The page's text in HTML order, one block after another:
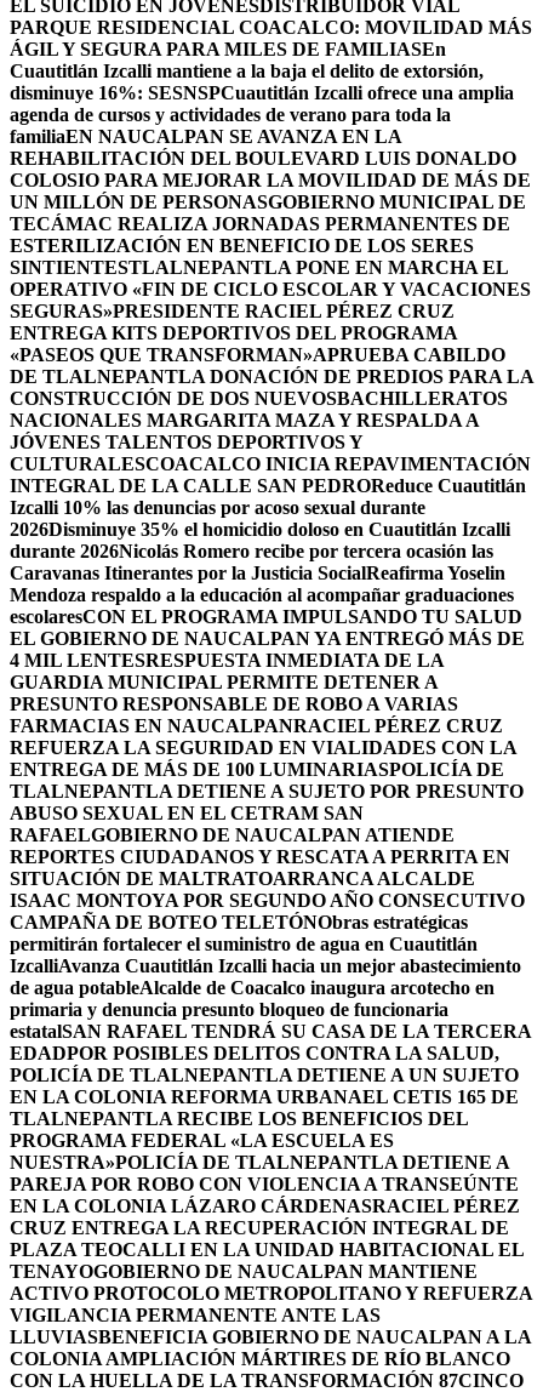
EL SUICIDIO EN JÓVENES DISTRIBUIDOR VIAL
PARQUE RESIDENCIAL COACALCO: MOVILIDAD MÁS
ÁGIL Y SEGURA PARA MILES DE FAMILIASEn
Cuautitlán Izcalli mantiene a la baja el delito de extorsión,
disminuye 16%: SESNSPCuautitlán Izcalli ofrece una amplia
agenda de cursos y actividades de verano para toda la
familiaEN NAUCALPAN SE AVANZA EN LA
REHABILITACIÓN DEL BOULEVARD LUIS DONALDO
COLOSIO PARA MEJORAR LA MOVILIDAD DE MÁS DE
UN MILLÓN DE PERSONASGOBIERNO MUNICIPAL DE
TECÁMAC REALIZA JORNADAS PERMANENTES DE
ESTERILIZACIÓN EN BENEFICIO DE LOS SERES
SINTIENTESTLALNEPANTLA PONE EN MARCHA EL
OPERATIVO «FIN DE CICLO ESCOLAR Y VACACIONES
SEGURAS»PRESIDENTE RACIEL PÉREZ CRUZ
ENTREGA KITS DEPORTIVOS DEL PROGRAMA
«PASEOS QUE TRANSFORMAN»APRUEBA CABILDO
DE TLALNEPANTLA DONACIÓN DE PREDIOS PARA LA
CONSTRUCCIÓN DE DOS NUEVOSBACHILLERATOS
NACIONALES MARGARITA MAZA Y RESPALDA A
JÓVENES TALENTOS DEPORTIVOS Y
CULTURALESCOACALCO INICIA REPAVIMENTACIÓN
INTEGRAL DE LA CALLE SAN PEDROReduce Cuautitlán
Izcalli 10% las denuncias por acoso sexual durante
2026Disminuye 35% el homicidio doloso en Cuautitlán Izcalli
durante 2026Nicolás Romero recibe por tercera ocasión las
Caravanas Itinerantes por la Justicia SocialReafirma Yoselin
Mendoza respaldo a la educación al acompañar graduaciones
escolaresCON EL PROGRAMA IMPULSANDO TU SALUD
EL GOBIERNO DE NAUCALPAN YA ENTREGÓ MÁS DE
4 MIL LENTESRESPUESTA INMEDIATA DE LA
GUARDIA MUNICIPAL PERMITE DETENER A
PRESUNTO RESPONSABLE DE ROBO A VARIAS
FARMACIAS EN NAUCALPANRACIEL PÉREZ CRUZ
REFUERZA LA SEGURIDAD EN VIALIDADES CON LA
ENTREGA DE MÁS DE 100 LUMINARIASPOLICÍA DE
TLALNEPANTLA DETIENE A SUJETO POR PRESUNTO
ABUSO SEXUAL EN EL CETRAM SAN
RAFAELGOBIERNO DE NAUCALPAN ATIENDE
REPORTES CIUDADANOS Y RESCATA A PERRITA EN
SITUACIÓN DE MALTRATOARRANCA ALCALDE
ISAAC MONTOYA POR SEGUNDO AÑO CONSECUTIVO
CAMPAÑA DE BOTEO TELETÓNObras estratégicas
permitirán fortalecer el suministro de agua en Cuautitlán
IzcalliAvanza Cuautitlán Izcalli hacia un mejor abastecimiento
de agua potableAlcalde de Coacalco inaugura arcotecho en
primaria y denuncia presunto bloqueo de funcionaria
estatalSAN RAFAEL TENDRÁ SU CASA DE LA TERCERA
EDADPOR POSIBLES DELITOS CONTRA LA SALUD,
POLICÍA DE TLALNEPANTLA DETIENE A UN SUJETO
EN LA COLONIA REFORMA URBANAEL CETIS 165 DE
TLALNEPANTLA RECIBE LOS BENEFICIOS DEL
PROGRAMA FEDERAL «LA ESCUELA ES
NUESTRA»POLICÍA DE TLALNEPANTLA DETIENE A
PAREJA POR ROBO CON VIOLENCIA A TRANSEÚNTE
EN LA COLONIA LÁZARO CÁRDENASRACIEL PÉREZ
CRUZ ENTREGA LA RECUPERACIÓN INTEGRAL DE
PLAZA TEOCALLI EN LA UNIDAD HABITACIONAL EL
TENAYOGOBIERNO DE NAUCALPAN MANTIENE
ACTIVO PROTOCOLO METROPOLITANO Y REFUERZA
VIGILANCIA PERMANENTE ANTE LAS
LLUVIASBENEFICIA GOBIERNO DE NAUCALPAN A LA
COLONIA AMPLIACIÓN MÁRTIRES DE RÍO BLANCO
CON LA HUELLA DE LA TRANSFORMACIÓN 87CINCO